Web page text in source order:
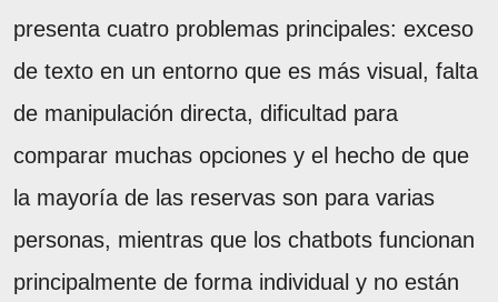
presenta cuatro problemas principales: exceso
de texto en un entorno que es más visual, falta
de manipulación directa, dificultad para
comparar muchas opciones y el hecho de que
la mayoría de las reservas son para varias
personas, mientras que los chatbots funcionan
principalmente de forma individual y no están